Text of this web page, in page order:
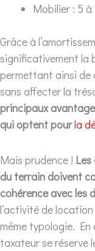
Mobilier : 5 à
Grâce à
significativement la
permettant ainsi de
sans affecter la
principaux
qui optent pourla
Mais prudence !
du terrain doivent
cohérence avec les
l’activité de
même typologie.
taxateur se réserve